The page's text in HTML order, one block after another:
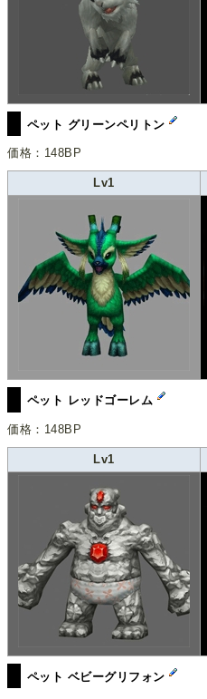
ペット グリーンペリトン
価格：148BP
Lv1
ペット レッドゴーレム
価格：148BP
Lv1
ペット ベビーグリフォン